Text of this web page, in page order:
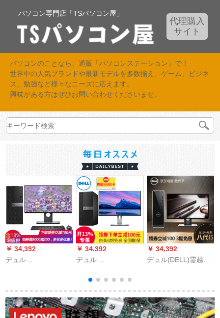
パソコン専門店「TSパソコン屋」
代理購入
サイト
パソコンのことなら、通販「パソコンステーション」で！
世界中の人気ブランドや最新モデルを多数揃え、ゲーム、ビジネ
ス、勉強など様々なニーズに応えます。
興味がある方はぜひお問い合わせくださいませ。
￥ 34,392
デュル
haスペアアズス版は
WIN 7ベル23.8インテ
ィ可能-P 417 H 7-
￥ 34,392
デュル
MT 8世代I 7 Cola用
ディップ7050 MT
21.5インデックス
2216 HVカマム7-
￥ 34,392
デュル(DELL)霊越
台+23.6インテ2417
HGデュム5-8400 G 1
T+128 GSSDカード